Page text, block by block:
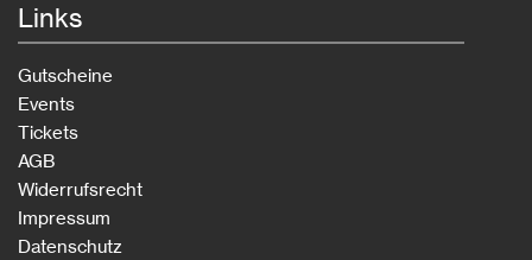
Links
Gutscheine
Events
Tickets
AGB
Widerrufsrecht
Impressum
Datenschutz